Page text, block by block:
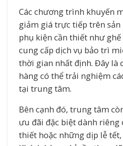
Các chương trình khuyến
giảm giá trực tiếp trên sản
phụ kiện cần thiết như ghế
cung cấp dịch vụ bảo trì
thời gian nhất định. Đây là
hàng có thể trải nghiệm
tại trung tâm.
Bên cạnh đó, trung tâm
ưu đãi đặc biệt dành riêng
thiết hoặc những dịp lễ